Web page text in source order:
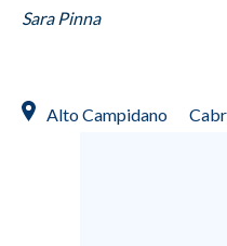
Sara Pinna
Alto Campidano